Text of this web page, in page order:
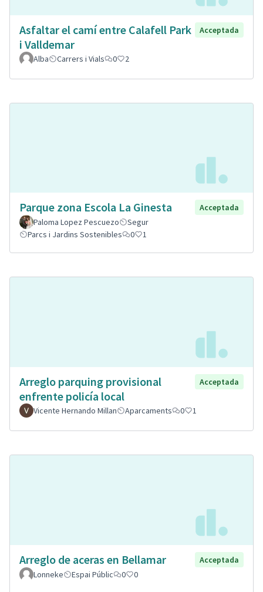
Asfaltar el camí entre Calafell Park
i Valldemar
Acceptada
Alba Carrers i Vials 0 2
Parque zona Escola La Ginesta
Acceptada
Paloma Lopez Pescuezo
Segur
Parcs i Jardins Sostenibles
0 1
Arreglo parquing provisional
enfrente policía local
Acceptada
Vicente Hernando Millan Aparcaments 0 1
Arreglo de aceras en Bellamar
Acceptada
Lonneke
Espai Públic 0 0